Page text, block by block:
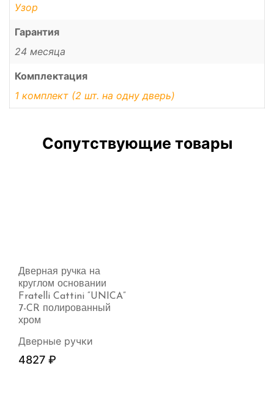
Узор
Гарантия
24 месяца
Комплектация
1 комплект (2 шт. на одну дверь)
Сопутствующие товары
Дверная ручка на
круглом основании
Fratelli Cattini “UNICA”
7-CR полированный
хром
Дверные ручки
4827 ₽